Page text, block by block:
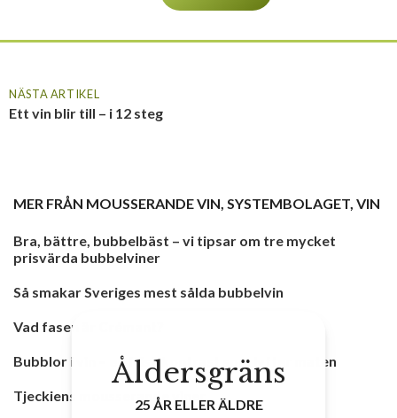
NÄSTA ARTIKEL
Ett vin blir till – i 12 steg
MER FRÅN MOUSSERANDE VIN, SYSTEMBOLAGET, VIN
Bra, bättre, bubbelbäst – vi tipsar om tre mycket
prisvärda bubbelviner
Så smakar Sveriges mest sålda bubbelvin
Vad fasen är Crémant?
Bubblor i vin – en frisk kontrast som lyfter maten
Tjeckiens mousserande viner
Åldersgräns
25 ÅR ELLER ÄLDRE